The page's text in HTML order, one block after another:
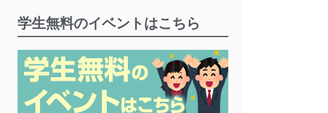
学生無料のイベントはこちら